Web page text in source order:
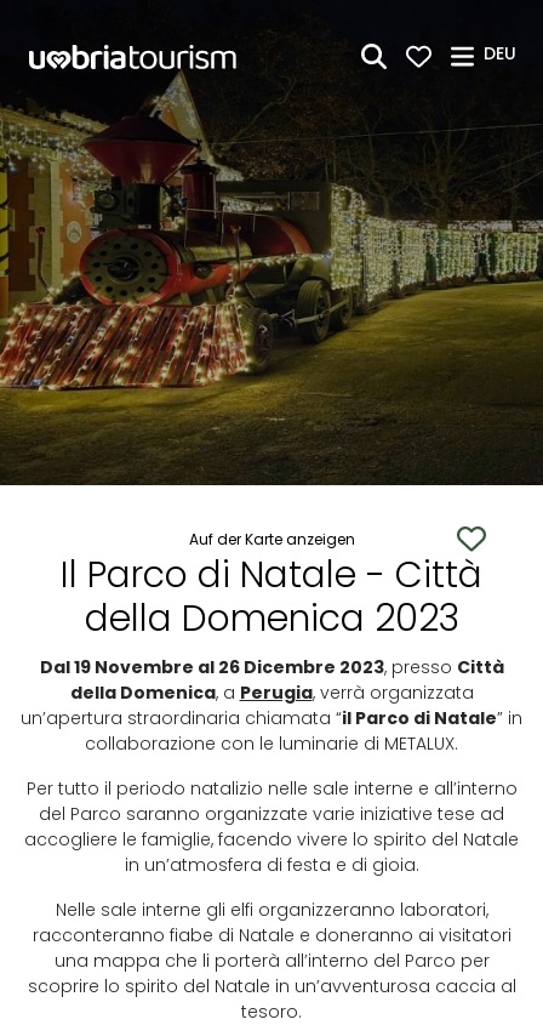
DEU
Auf der Karte anzeigen
Il Parco di Natale - Città
della Domenica 2023
Dal 19 Novembre al 26 Dicembre 2023, presso Città
della Domenica, a Perugia, verrà organizzata
un’apertura straordinaria chiamata “il Parco di Natale” in
collaborazione con le luminarie di METALUX.
Per tutto il periodo natalizio nelle sale interne e all’interno
del Parco saranno organizzate varie iniziative tese ad
accogliere le famiglie, facendo vivere lo spirito del Natale
in un’atmosfera di festa e di gioia.
Nelle sale interne gli elfi organizzeranno laboratori,
racconteranno fiabe di Natale e doneranno ai visitatori
una mappa che li porterà all’interno del Parco per
scoprire lo spirito del Natale in un’avventurosa caccia al
tesoro.